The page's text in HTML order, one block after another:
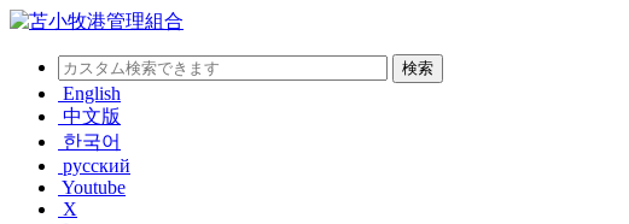
English
中文版
한국어
русский
Youtube
X